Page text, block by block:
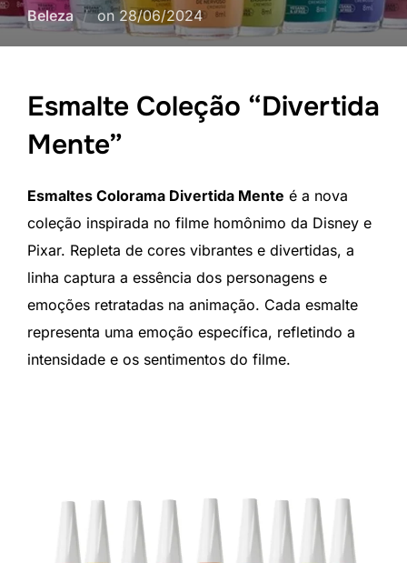
Beleza
onPostado
em
28/06/2024
Esmalte Coleção “Divertida
Mente”
Esmaltes Colorama Divertida Mente é a nova
coleção inspirada no filme homônimo da Disney e
Pixar. Repleta de cores vibrantes e divertidas, a
linha captura a essência dos personagens e
emoções retratadas na animação. Cada esmalte
representa uma emoção específica, refletindo a
intensidade e os sentimentos do filme.